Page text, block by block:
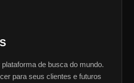
de busca do mundo.
para seus clientes e futuros